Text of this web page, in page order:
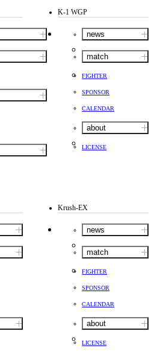
K-1 WGP
news
match
FIGHTER
SPONSOR
CALENDAR
about
LICENSE
Krush-EX
news
match
FIGHTER
SPONSOR
CALENDAR
about
LICENSE